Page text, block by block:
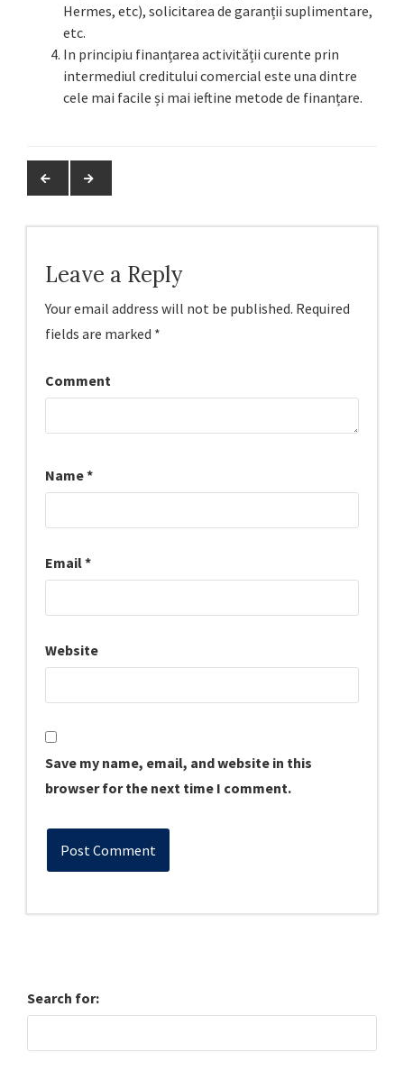
Hermes, etc), solicitarea de garanții suplimentare,
etc.
In principiu finanțarea activității curente prin
intermediul creditului comercial este una dintre
cele mai facile și mai ieftine metode de finanțare.
Leave a Reply
Your email address will not be published. Required
fields are marked *
Comment
Name*
Email*
Website
Save my name, email, and website in this
browser for the next time I comment.
Search for: